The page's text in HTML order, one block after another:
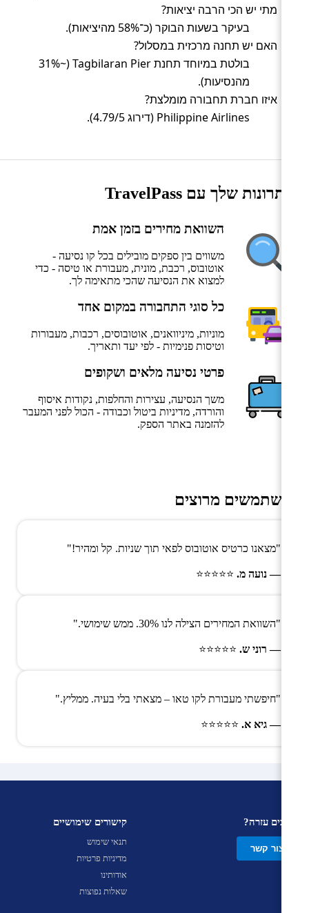
מתי יש הכי הרבה יציאות?
בעיקר בשעות הבוקר (כ־58% מהיציאות).
האם יש תחנה מרכזית במסלול?
בולטת במיוחד תחנת Tagbilaran Pier (~31%
מהנסיעות).
איזו חברת תחבורה מומלצת?
Philippine Airlines (דירוג 4.79/5).
היתרונות שלך עם TravelPass
השוואת מחירים בזמן אמת
משווים בין ספקים מובילים בכל קו נסיעה -
אוטובוס, רכבת, מונית, מעבורת או טיסה - כדי
למצוא את הנסיעה שהכי מתאימה לך.
כל סוגי התחבורה במקום אחד
מוניות, מיניוואנים, אוטובוסים, רכבות, מעבורות
וטיסות פנימיות - לפי יעד ותאריך.
פרטי נסיעה מלאים ושקופים
משך הנסיעה, עצירות והחלפות, נקודות איסוף
והורדה, מדיניות ביטול וכבודה - הכול לפני המעבר
להזמנה באתר הספק.
משתמשים מרוצים
"מצאנו כרטיס אוטובוס לפאי תוך שניות. קל ומהיר!"
— נועה מ. ⭐⭐⭐⭐⭐
"השוואת המחירים הצילה לנו 30%. ממש שימושי."
— רוני ש. ⭐⭐⭐⭐⭐
"חיפשתי מעבורת לקו טאו – מצאתי בלי בעיה. ממליץ."
— גיא א. ⭐⭐⭐⭐⭐
צריכים עזרה?
צור קשר
קישורים שימושיים
תנאי שימוש
מדיניות פרטיות
אודותינו
שאלות נפוצות